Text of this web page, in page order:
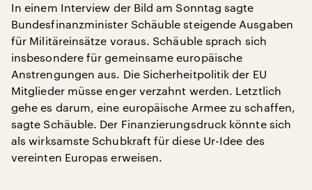
In einem Interview der Bild am Sonntag sagte
Bundesfinanzminister Schäuble steigende Ausgaben
für Militäreinsätze voraus. Schäuble sprach sich
insbesondere für gemeinsame europäische
Anstrengungen aus. Die Sicherheitpolitik der EU
Mitglieder müsse enger verzahnt werden. Letztlich
gehe es darum, eine europäische Armee zu schaffen,
sagte Schäuble. Der Finanzierungsdruck könnte sich
als wirksamste Schubkraft für diese Ur-Idee des
vereinten Europas erweisen.